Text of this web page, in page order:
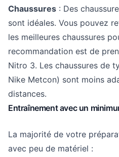
Chaussures : Des
sont idéales. Vous pouvez
les meilleures chaussures
recommandation est de
Nitro 3. Les chaussures de
Nike Metcon) sont moins
distances.
Entraînement avec un
La majorité de votre
avec peu de matériel :